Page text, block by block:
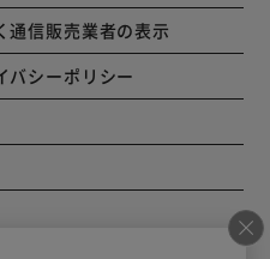
通信販売業者の表示
バシーポリシー